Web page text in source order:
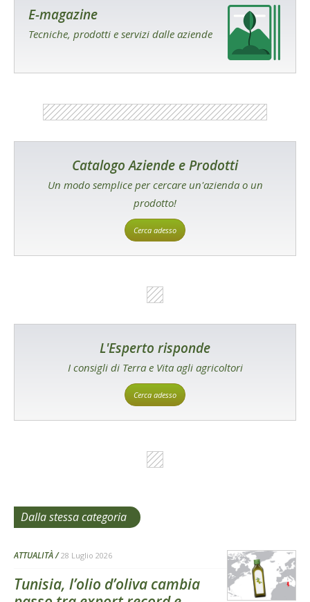
E-magazine
Tecniche, prodotti e servizi dalle aziende
Catalogo Aziende e Prodotti
Un modo semplice per cercare un'azienda o un
prodotto!
Cerca adesso
L'Esperto risponde
I consigli di Terra e Vita agli agricoltori
Cerca adesso
Dalla stessa categoria
ATTUALITÀ 28 Luglio 2026
Tunisia, l’olio d’oliva cambia